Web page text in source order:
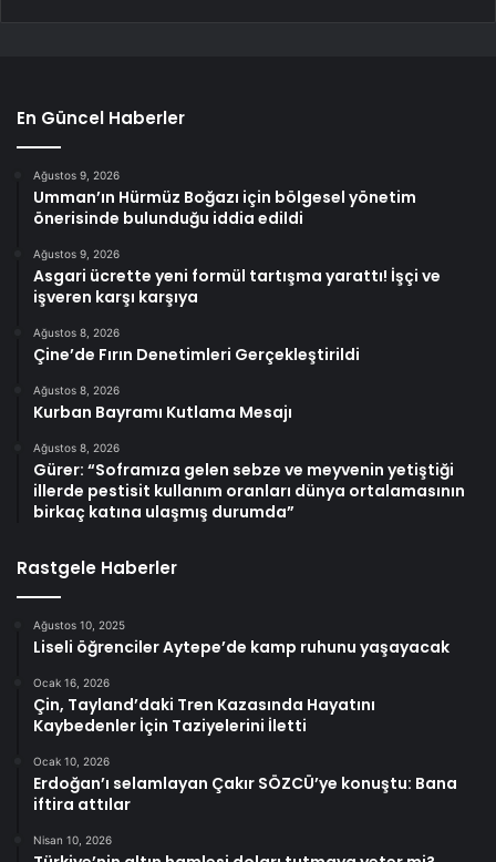
En Güncel Haberler
Ağustos 9, 2026
Umman’ın Hürmüz Boğazı için bölgesel yönetim
önerisinde bulunduğu iddia edildi
Ağustos 9, 2026
Asgari ücrette yeni formül tartışma yarattı! İşçi ve
işveren karşı karşıya
Ağustos 8, 2026
Çine’de Fırın Denetimleri Gerçekleştirildi
Ağustos 8, 2026
Kurban Bayramı Kutlama Mesajı
Ağustos 8, 2026
Gürer: “Soframıza gelen sebze ve meyvenin yetiştiği
illerde pestisit kullanım oranları dünya ortalamasının
birkaç katına ulaşmış durumda”
Rastgele Haberler
Ağustos 10, 2025
Liseli öğrenciler Aytepe’de kamp ruhunu yaşayacak
Ocak 16, 2026
Çin, Tayland’daki Tren Kazasında Hayatını
Kaybedenler İçin Taziyelerini İletti
Ocak 10, 2026
Erdoğan’ı selamlayan Çakır SÖZCÜ’ye konuştu: Bana
iftira attılar
Nisan 10, 2026